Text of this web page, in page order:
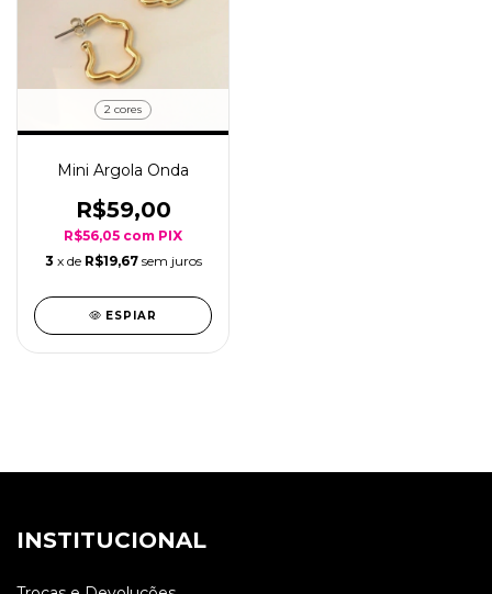
2 cores
Mini Argola Onda
R$59,00
R$56,05 com PIX
3 x de R$19,67 sem juros
ESPIAR
INSTITUCIONAL